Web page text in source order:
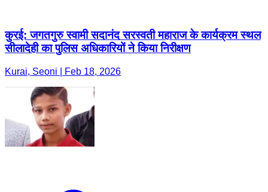
कुरई: जगतगुरु स्वामी सदानंद सरस्वती महाराज के कार्यक्रम स्थल
सीलादेही का पुलिस अधिकारियों ने किया निरीक्षण
Kurai, Seoni | Feb 18, 2026